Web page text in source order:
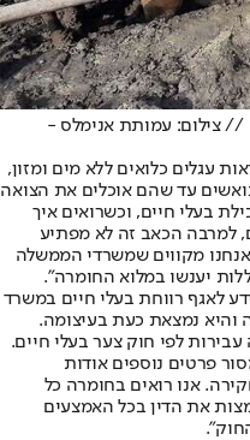
// צילום: עמותת אנימלס -
עגלים כלואים ללא מים ומזון,
עד שהם אוכלים את הצואה
בעלי חיים, וכשרואים איך
למרבה הכאב זה לא מפתיע
מקווים שמשרדי הממשלה
יענשו במלוא החומרה".
לאגף רווחת בעלי חיים במשרד
נמצאת כעת בעיצומה.
לפי חוק צער בעלי חיים.
פרטים נוספים אודות
אנו רואים בחומרה כל
את הדין בכל האמצעים